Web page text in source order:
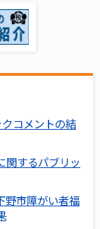
コメントの結
関するパブリッ
野市障がい者福